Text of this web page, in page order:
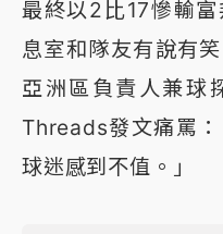
最終以2比17慘輸
息室和隊友有說有
亞洲區負責人兼球
Threads發文痛罵
球迷感到不值。」